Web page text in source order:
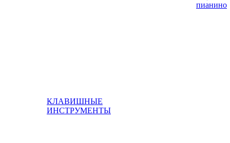
КЛАВИШНЫЕ
ИНСТРУМЕНТЫ
пианино